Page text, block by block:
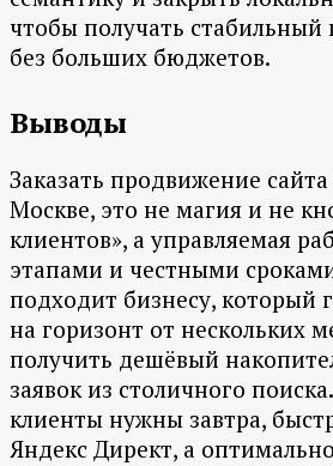
чтобы получать
без больших бюджетов.
Выводы
Заказать продвижение
Москве, это не магия и не
клиентов», а управляемая
этапами и честными
подходит бизнесу, который
на горизонт от нескольких
получить дешёвый
заявок из столичного
клиенты нужны завтра,
Яндекс Директ, а